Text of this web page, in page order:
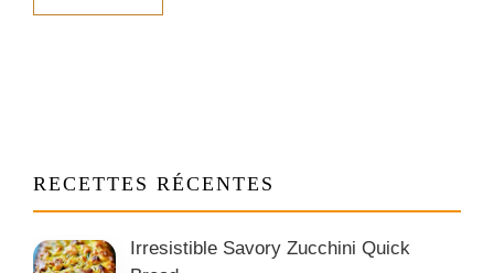
RECETTES RÉCENTES
Irresistible Savory Zucchini Quick